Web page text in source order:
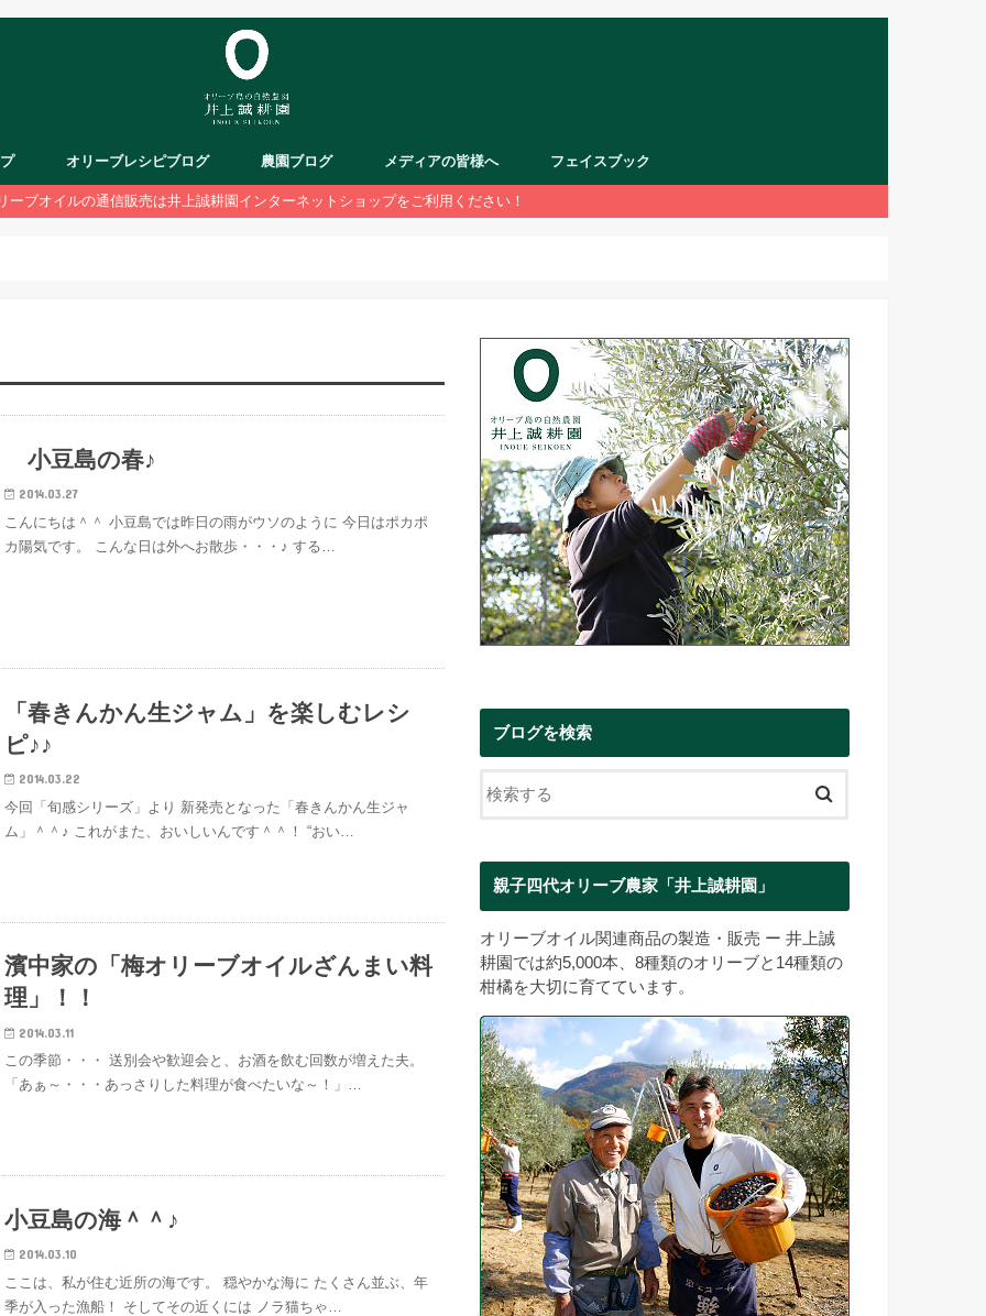
オリーブレシピブログ 農園ブログ メディアの皆様へ フェイスブック
ーブオイルの通信販売は井上誠耕園インターネットショップをご利用ください！
小豆島の春♪
2014.03.27
こんにちは＾＾ 小豆島では昨日の雨がウソのように 今日はポカポ
カ陽気です。 こんな日は外へお散歩・・・♪ する…
「春きんかん生ジャム」を楽しむレシ
ピ♪♪
2014.03.22
今回「旬感シリーズ」より 新発売となった「春きんかん生ジャ
ム」＾＾♪ これがまた、おいしいんです＾＾！ “おい…
濱中家の「梅オリーブオイルざんまい料
理」！！
2014.03.11
この季節・・・ 送別会や歓迎会と、お酒を飲む回数が増えた夫。
「あぁ～・・・あっさりした料理が食べたいな～！」…
小豆島の海＾＾♪
2014.03.10
ここは、私が住む近所の海です。 穏やかな海に たくさん並ぶ、年
季が入った漁船！ そしてその近くには ノラ猫ちゃ…
ブログを検索
親子四代オリーブ農家「井上誠耕園」
オリーブオイル関連商品の製造・販売 ー 井上誠
耕園では約5,000本、8種類のオリーブと14種類の
柑橘を大切に育てています。